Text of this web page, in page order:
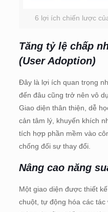
6 lợi ích chiến lược
Tăng tỷ lệ chấp
(User Adoption)
Đây là lợi ích quan trọng
đến đâu cũng trở nên vô
Giao diện thân thiện, dễ
cản tâm lý, khuyến khích
tích hợp phần mềm vào
chống đối sự thay đổi.
Nâng cao năng
Một giao diện được thiết
chuột, tự động hóa các